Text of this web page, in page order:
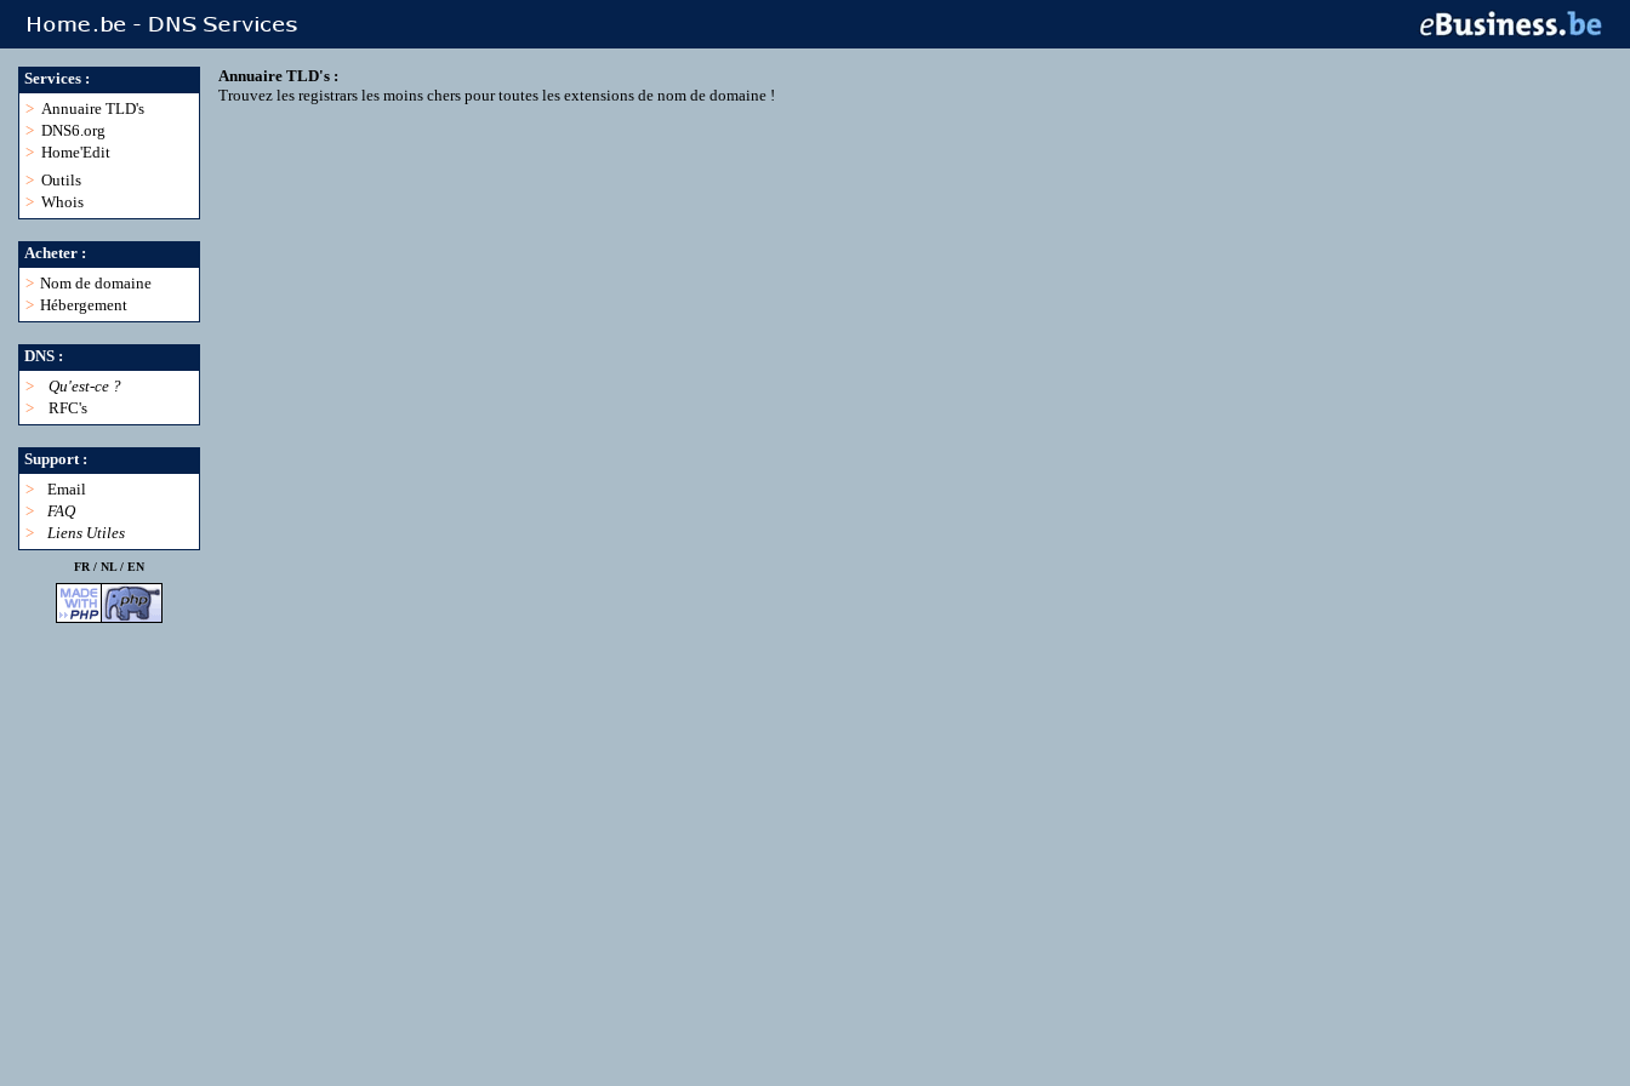
Services :
> Annuaire TLD's
> DNS6.org
> Home'Edit
> Outils
> Whois
Acheter :
> Nom de domaine
> Hébergement
DNS :
>
Qu'est-ce ?
>
RFC's
Support :
>
Email
>
FAQ
>
Liens Utiles
FR / NL/ EN
Annuaire TLD's :
Trouvez les registrars les moins chers pour toutes les extensions de nom de domaine !